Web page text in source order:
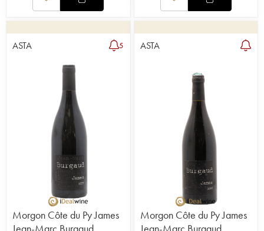
ASTA 5
Morgon Côte du Py James
ASTA
Morgon Côte du Py James